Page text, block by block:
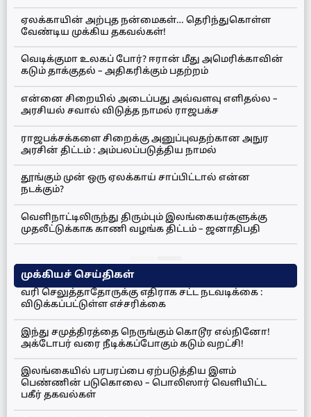
ஏலக்காயின் அற்புத நன்மைகள்… தெரிந்துகொள்ள
வேண்டிய முக்கிய தகவல்கள்!
வெடிக்குமா உலகப் போர்? ஈரான் மீது அமெரிக்காவின்
கடும் தாக்குதல் – அதிகரிக்கும் பதற்றம்
என்னை சிறையில் அடைப்பது அவ்வளவு எளிதல்ல –
அரசியல் சவால் விடுத்த நாமல் ராஜபக்ச
ராஜபக்சக்களை சிறைக்கு அனுப்புவதற்கான அநுர
அரசின் திட்டம் : அம்பலப்படுத்திய நாமல்
தூங்கும் முன் ஒரு ஏலக்காய் சாப்பிட்டால் என்ன
நடக்கும்?
வெளிநாட்டிலிருந்து திரும்பும் இலங்கையர்களுக்கு
முதலீட்டுக்காக காணி வழங்க திட்டம் – ஜனாதிபதி
முக்கியச் செய்திகள்
வரி செலுத்தாதோருக்கு எதிராக சட்ட நடவடிக்கை :
விடுக்கப்பட்டுள்ள எச்சரிக்கை
இந்து சமுத்திரத்தை நெருங்கும் கொடூர எல்நினோ!
அக்டோபர் வரை நீடிக்கப்போகும் கடும் வறட்சி!
இலங்கையில் பரபரப்பை ஏற்படுத்திய இளம்
பெண்ணின் படுகொலை – பொலிஸார் வெளியிட்ட
பகீர் தகவல்கள்